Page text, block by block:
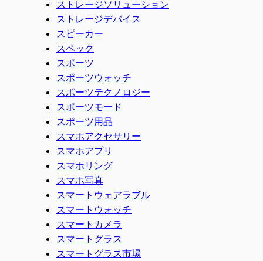
ストレージソリューション
ストレージデバイス
スピーカー
スペック
スポーツ
スポーツウォッチ
スポーツテクノロジー
スポーツモード
スポーツ用品
スマホアクセサリー
スマホアプリ
スマホリング
スマホ写真
スマートウェアラブル
スマートウォッチ
スマートカメラ
スマートグラス
スマートグラス市場